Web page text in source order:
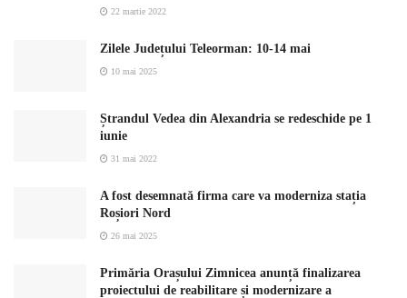
22 martie 2022
Zilele Județului Teleorman: 10-14 mai
10 mai 2025
Ștrandul Vedea din Alexandria se redeschide pe 1
iunie
31 mai 2022
A fost desemnată firma care va moderniza stația
Roșiori Nord
26 mai 2025
Primăria Orașului Zimnicea anunță finalizarea
proiectului de reabilitare și modernizare a